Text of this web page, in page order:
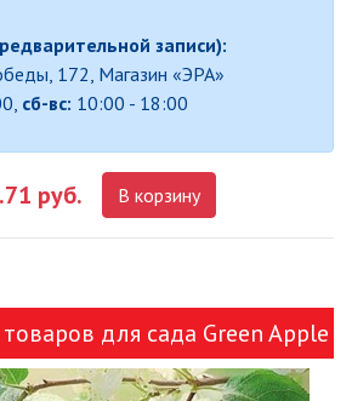
ДАТЧИКИ ДВИЖЕНИЯ И
ФОТОРЕЛЕ
ДЕКОРАТИВНЫЕ СВЕТИЛЬНИКИ
ИЗОЛЯЦИОННАЯ ЛЕНТА
ИНФРАКРАСНЫЕ ЛАМПЫ
записи):
172, Магазин «ЭРА»
сб-вс: 10:00 - 18:00
руб. В корзину
для сада Green Apple
и ЭРА!